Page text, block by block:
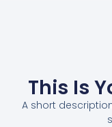
This Is
A short